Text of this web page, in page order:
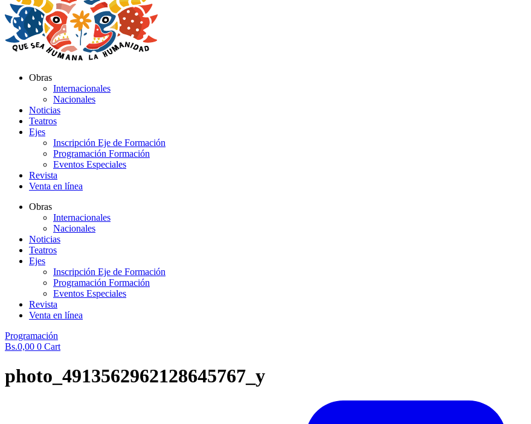
Obras
Internacionales
Nacionales
Noticias
Teatros
Ejes
Inscripción Eje de Formación
Programación Formación
Eventos Especiales
Revista
Venta en línea
Obras
Internacionales
Nacionales
Noticias
Teatros
Ejes
Inscripción Eje de Formación
Programación Formación
Eventos Especiales
Revista
Venta en línea
Programación
Bs.0,00 0 Cart
photo_4913562962128645767_y